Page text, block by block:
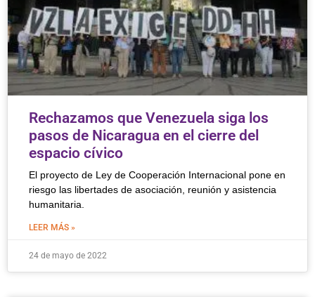
Rechazamos que Venezuela siga los
pasos de Nicaragua en el cierre del
espacio cívico
El proyecto de Ley de Cooperación Internacional pone en
riesgo las libertades de asociación, reunión y asistencia
humanitaria.
LEER MÁS »
24 de mayo de 2022